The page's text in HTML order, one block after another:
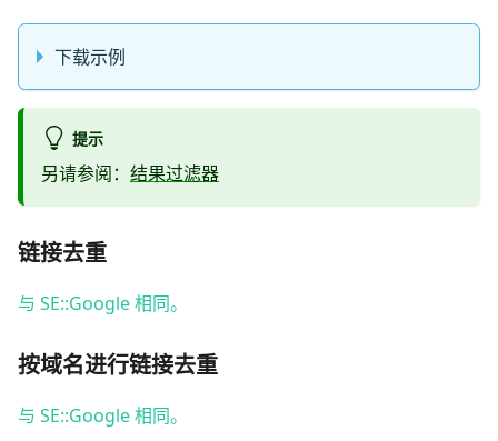
下载示例
提示
另请参阅： 结果过滤器
链接去重
与 SE::Google 相同。
按域名进行链接去重
与 SE::Google 相同。